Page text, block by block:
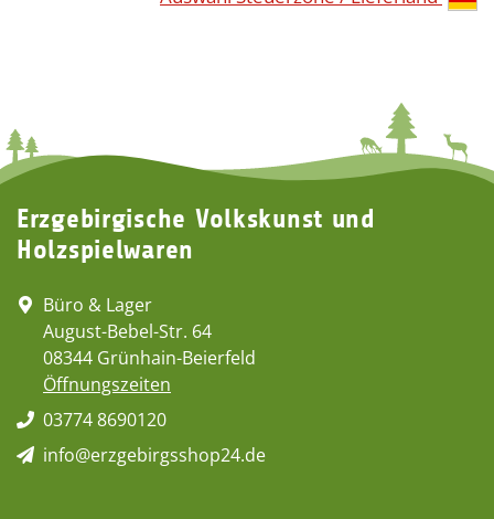
Erzgebirgische Volkskunst und
Holzspielwaren
Büro & Lager
August-Bebel-Str. 64
08344 Grünhain-Beierfeld
Öffnungszeiten
03774 8690120
info@erzgebirgsshop24.de